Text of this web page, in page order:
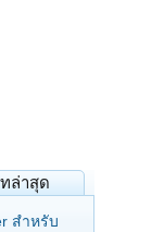
ล่าสุด
สำหรับ